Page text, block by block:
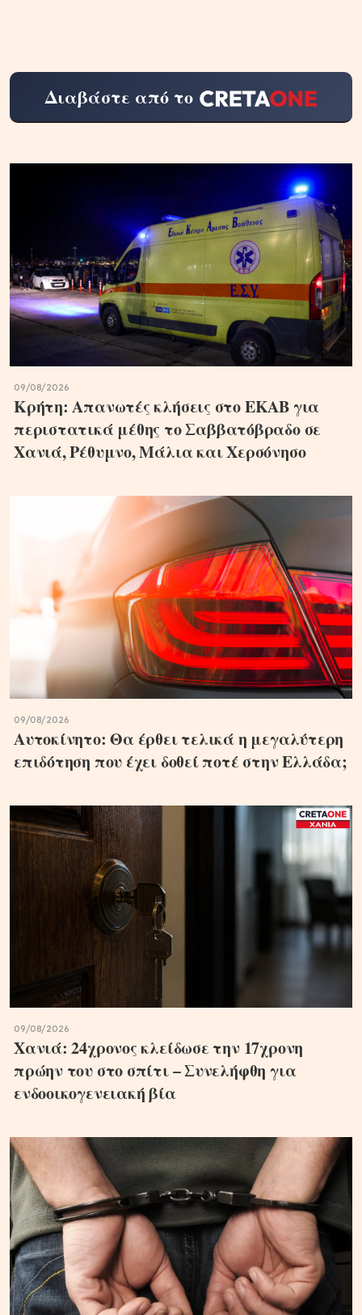
Διαβάστε από το
09/08/2026
Κρήτη: Απανωτές κλήσεις στο ΕΚΑΒ για
περιστατικά μέθης το Σαββατόβραδο σε
Χανιά, Ρέθυμνο, Μάλια και Χερσόνησο
09/08/2026
Αυτοκίνητο: Θα έρθει τελικά η μεγαλύτερη
επιδότηση που έχει δοθεί ποτέ στην Ελλάδα;
09/08/2026
Χανιά: 24χρονος κλείδωσε την 17χρονη
πρώην του στο σπίτι – Συνελήφθη για
ενδοοικογενειακή βία